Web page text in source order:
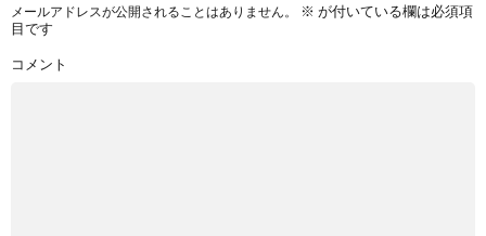
メールアドレスが公開されることはありません。 ※ が付いている欄は必須項
目です
コメント